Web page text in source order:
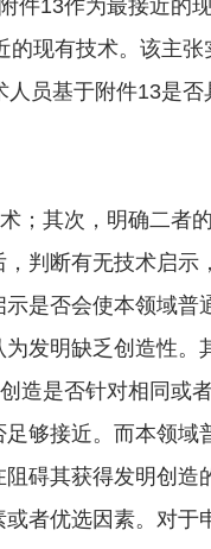
件13作为最接近的
的现有技术。该主张
人员基于附件13是否
；其次，明确二者的
判断有无技术启示，
是否会使本领域普
发明缺乏创造性。
造是否针对相同或
够接近。而本领域
碍其获得发明创造
者优选因素。对于